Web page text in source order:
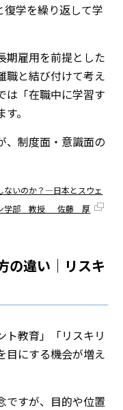
復学を繰り返して学
期雇用を前提とした
職と結び付けて考え
は「在職中に学習す
。
、制度面・意識面の
ないのか？―日本とスウェ
ン学部 教授 佐藤 厚
の違い｜リスキ
ト教育」「リスキリ
目にする機会が増え
ですが、目的や位置